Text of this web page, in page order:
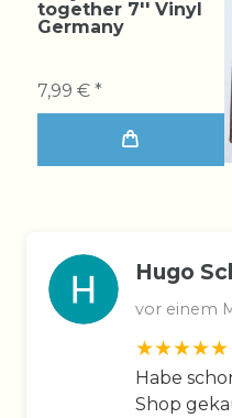
together 7'' Vinyl
Germany
7,99 € *
Hugo
vor einem
Habe
Shop